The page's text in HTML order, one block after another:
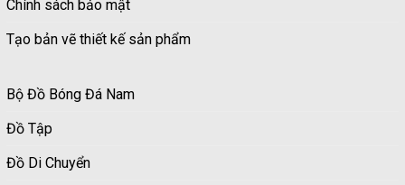
Chính sách bảo mật
Tạo bản vẽ thiết kế sản phẩm
Bộ Đồ Bóng Đá Nam
Đồ Tập
Đồ Di Chuyển